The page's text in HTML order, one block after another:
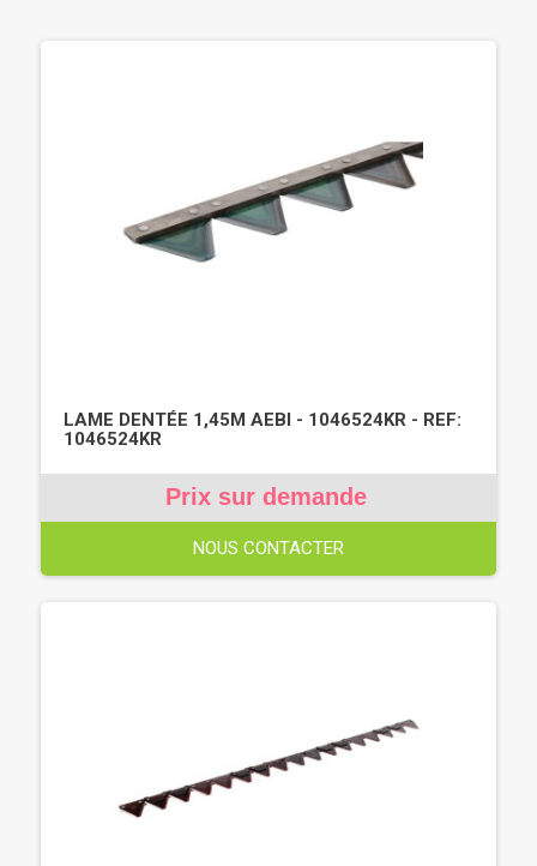
LAME DENTÉE 1,45M AEBI - 1046524KR - REF:
1046524KR
Prix sur demande
NOUS CONTACTER